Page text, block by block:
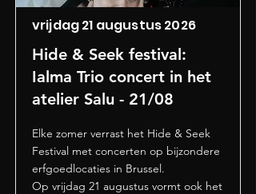
vrijdag 21 augustus 2026
Hide & Seek festival:
Ialma Trio concert in het
atelier Salu - 21/08
Elke zomer verrast het Hide & Seek
Festival met concerten op bijzondere
erfgoedlocaties in Brussel.
Op vrijdag 21 augustus vormt ook het